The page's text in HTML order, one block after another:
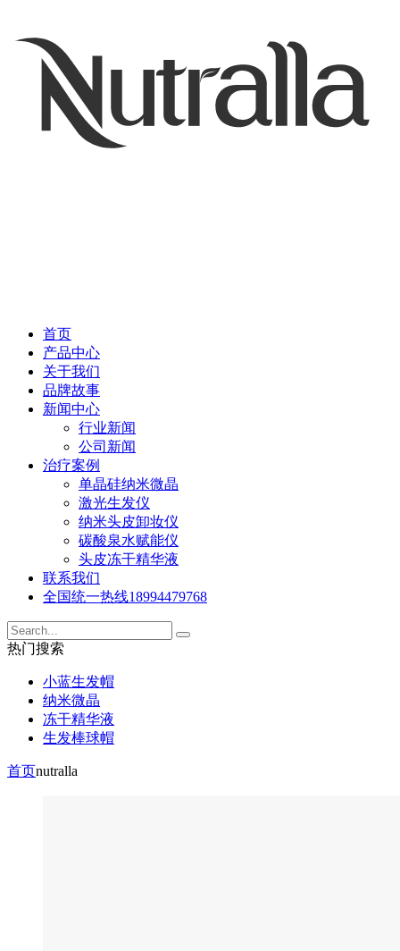
首页
产品中心
关于我们
品牌故事
新闻中心
行业新闻
公司新闻
治疗案例
单晶硅纳米微晶
激光生发仪
纳米头皮卸妆仪
碳酸泉水赋能仪
头皮冻干精华液
联系我们
全国统一热线18994479768
热门搜索
小蓝生发帽
纳米微晶
冻干精华液
生发棒球帽
首页nutralla